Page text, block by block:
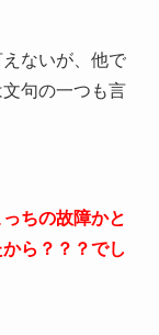
ないが、他で
句の一つも言
ちの故障かと
ら？？？でし